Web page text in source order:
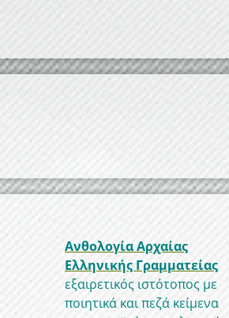
Ανθολογία Αρχαίας
Ελληνικής Γραμματείας
εξαιρετικός ιστότοπος με
ποιητικά και πεζά κείμενα